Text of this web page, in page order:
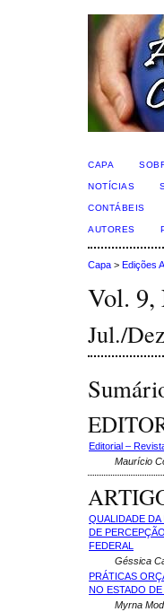
CAPA
NOTÍCIAS
CONTÁBEIS
AUTORES
Capa > Edições
Vol. 9,
Jul./
Editorial –
Maurí­cio
QUALIDADE
DE
FEDERAL
Géssica
PRÁTICAS
NO ESTADO
Myrna